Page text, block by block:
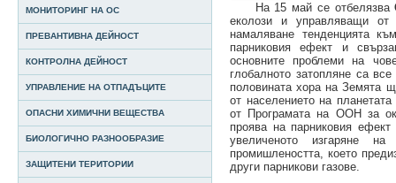
МОНИТОРИНГ НА ОС
ПРЕВАНТИВНА ДЕЙНОСТ
КОНТРОЛНА ДЕЙНОСТ
УПРАВЛЕНИЕ НА ОТПАДЪЦИТЕ
ОПАСНИ ХИМИЧНИ ВЕЩЕСТВА
БИОЛОГИЧНО РАЗНООБРАЗИЕ
ЗАЩИТЕНИ ТЕРИТОРИИ
На 15 май се отбелязва
еколози и управляващи от
намаляване тенденцията
парниковия ефект и
основните проблеми на
глобалното затопляне са
половината хора на Земята
от населението на
от Програмата на ООН за
проява на парниковия
увеличеното изгаряне
промишлеността, което
други парникови газове.